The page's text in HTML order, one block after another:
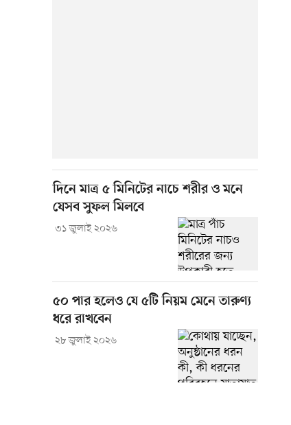
দিনে মাত্র ৫ মিনিটের নাচে শরীর ও মনে
যেসব সুফল মিলবে
৩১ জুলাই ২০২৬
৫০ পার হলেও যে ৫টি নিয়ম মেনে তারুণ্য
ধরে রাখবেন
২৮ জুলাই ২০২৬